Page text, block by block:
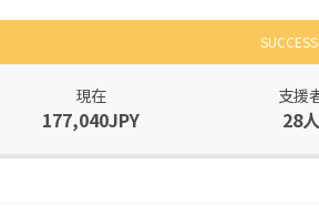
SUCCESS
現在
177,040JPY
支援
28人